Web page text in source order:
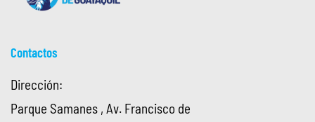
Contactos
Dirección:
Parque Samanes , Av. Francisco de